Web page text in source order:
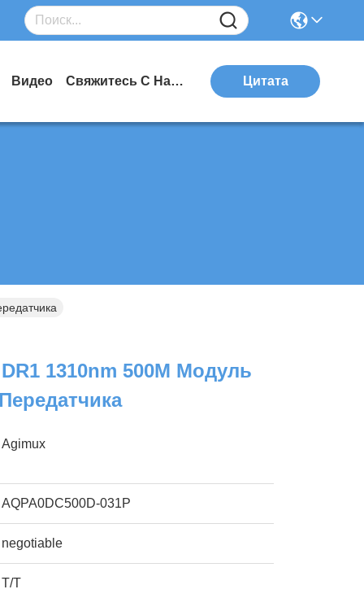
Видео Свяжитесь С Нами Цитата
1310nm 500M Модуль
Agimux
AQPA0DC500D-031P
negotiable
T/T